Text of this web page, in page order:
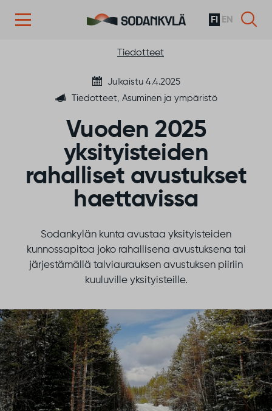
FI EN
Tiedotteet
Julkaistu 4.4.2025
Tiedotteet, Asuminen ja ympäristö
Vuoden 2025
yksityisteiden
rahalliset avustukset
haettavissa
Sodankylän kunta avustaa yksityisteiden
kunnossapitoa joko rahallisena avustuksena tai
järjestämällä talviaurauksen avustuksen piiriin
kuuluville yksityisteille.